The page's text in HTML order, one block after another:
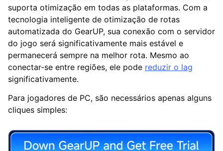
suporta otimização em todas as plataformas. Com a
tecnologia inteligente de otimização de rotas
automatizada do GearUP, sua conexão com o servidor
do jogo será significativamente mais estável e
permanecerá sempre na melhor rota. Mesmo ao
conectar-se entre regiões, ele pode reduzir o lag
significativamente.
Para jogadores de PC, são necessários apenas alguns
cliques simples: